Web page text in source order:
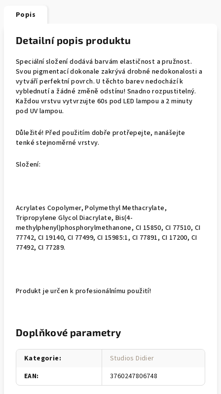
Popis
Detailní popis produktu
Speciální složení dodává barvám elastičnost a pružnost.
Svou pigmentací dokonale zakrývá drobné nedokonalosti a
vytváří perfektní povrch. U těchto barev nedochází k
vyblednutí a žádné změně odstínu! Snadno rozpustitelný.
Každou vrstvu vytvrzujte 60s pod LED lampou a 2 minuty
pod UV lampou.
Důležité! Před použitím dobře protřepejte, nanášejte
tenké stejnoměrné vrstvy.
Složení:
Acrylates Copolymer, Polymethyl Methacrylate,
Tripropylene Glycol Diacrylate, Bis(4-
methylphenyl)phosphorylmethanone, CI 15850, CI 77510, CI
77742, CI 19140, CI 77499, CI 15985:1, CI 77891, CI 17200, CI
77492, CI 77289.
Produkt je určen k profesionálnímu použití!
Doplňkové parametry
Kategorie:
Studios Didier
EAN: 3760247806748